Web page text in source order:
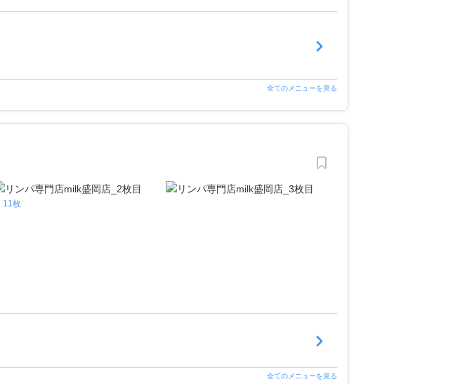
全てのメニューを見る
11枚
全てのメニューを見る